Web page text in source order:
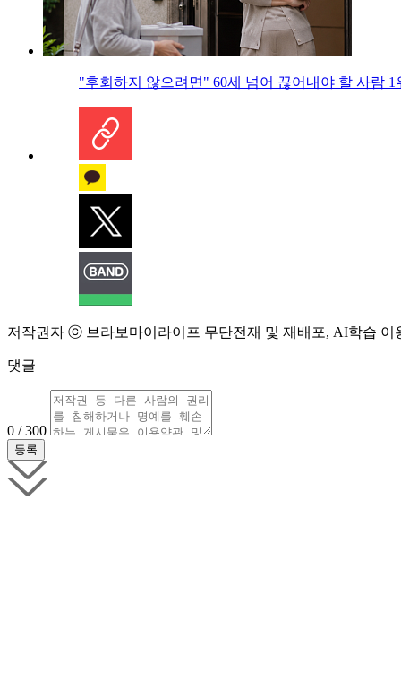
"후회하지 않으려면" 60세 넘어 끊어내야 할 사람 1
저작권자 ⓒ 브라보마이라이프 무단전재 및 재배포, AI학습 이
댓글
0 / 300